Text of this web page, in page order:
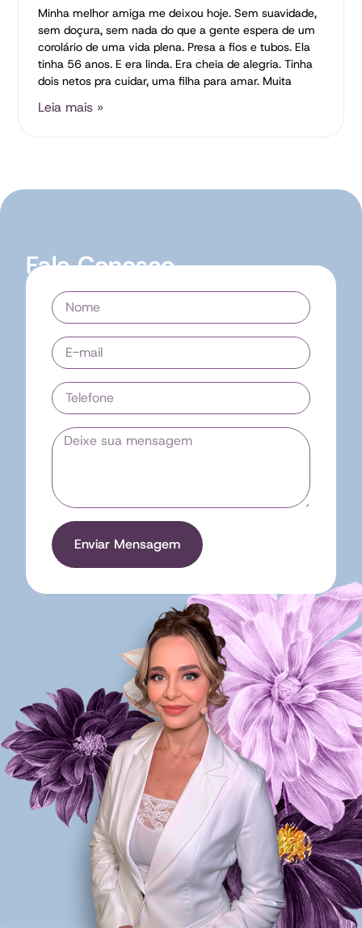
Minha melhor amiga me deixou hoje. Sem suavidade,
sem doçura, sem nada do que a gente espera de um
corolário de uma vida plena. Presa a fios e tubos. Ela
tinha 56 anos. E era linda. Era cheia de alegria. Tinha
dois netos pra cuidar, uma filha para amar. Muita
Leia mais »
Fale Conosco
Enviar Mensagem